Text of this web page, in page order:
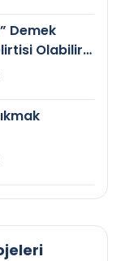
Demek
Olabilir